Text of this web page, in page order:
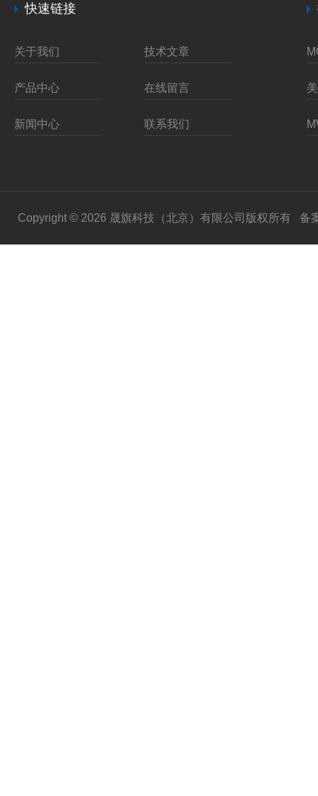
快速链接
关于我们 技术文章
产品中心 在线留言
新闻中心 联系我们
Copyright © 2026 晟旗科技（北京）有限公司版权所有 备